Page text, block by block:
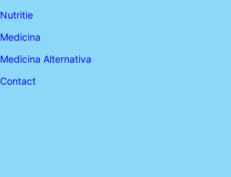
Nutritie
Medicina
Medicina Alternativa
Contact